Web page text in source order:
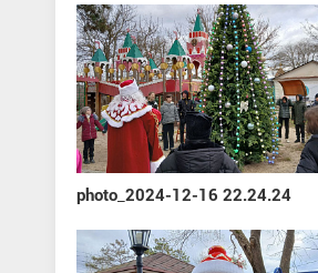
photo_2024-12-16 22.24.24